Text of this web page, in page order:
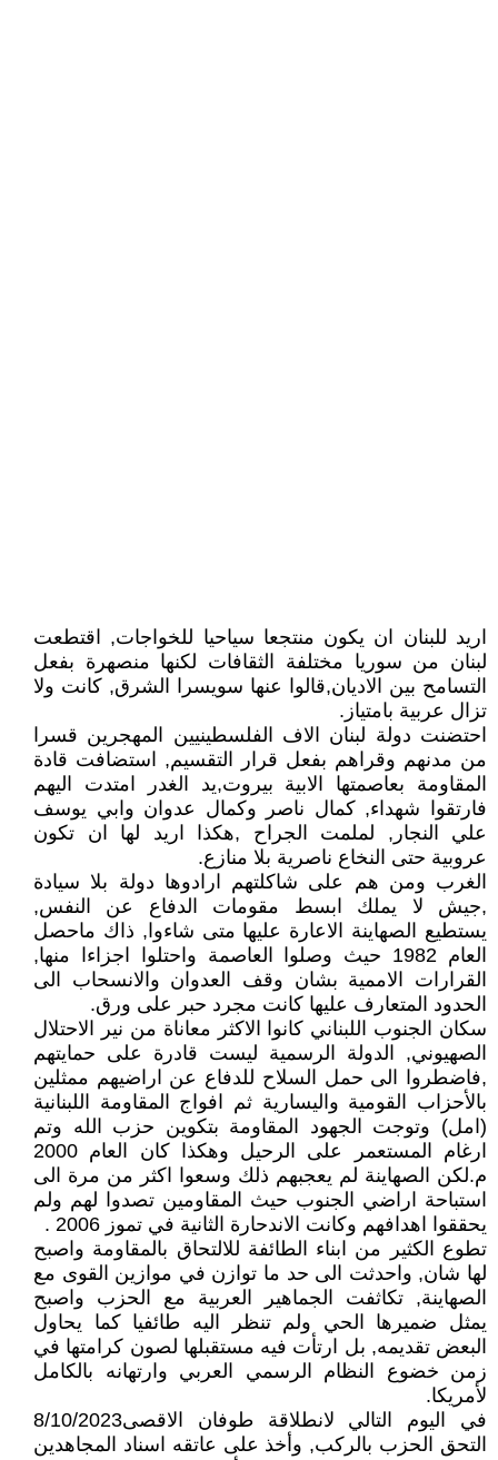
اريد للبنان ان يكون منتجعا سياحيا للخواجات, اقتطعت
لبنان من سوريا مختلفة الثقافات لكنها منصهرة بفعل
التسامح بين الاديان,قالوا عنها سويسرا الشرق, كانت ولا
تزال عربية بامتياز.
احتضنت دولة لبنان الاف الفلسطينيين المهجرين قسرا
من مدنهم وقراهم بفعل قرار التقسيم, استضافت قادة
المقاومة بعاصمتها الابية بيروت,يد الغدر امتدت اليهم
فارتقوا شهداء, كمال ناصر وكمال عدوان وابي يوسف
علي النجار, لملمت الجراح ,هكذا اريد لها ان تكون
عروبية حتى النخاع ناصرية بلا منازع.
الغرب ومن هم على شاكلتهم ارادوها دولة بلا سيادة
,جيش لا يملك ابسط مقومات الدفاع عن النفس,
يستطيع الصهاينة الاعارة عليها متى شاءوا, ذاك ماحصل
العام 1982 حيث وصلوا العاصمة واحتلوا اجزاءا منها,
القرارات الاممية بشان وقف العدوان والانسحاب الى
الحدود المتعارف عليها كانت مجرد حبر على ورق.
سكان الجنوب اللبناني كانوا الاكثر معاناة من نير الاحتلال
الصهيوني, الدولة الرسمية ليست قادرة على حمايتهم
,فاضطروا الى حمل السلاح للدفاع عن اراضيهم ممثلين
بالأحزاب القومية واليسارية ثم افواج المقاومة اللبنانية
(امل) وتوجت الجهود المقاومة بتكوين حزب الله وتم
ارغام المستعمر على الرحيل وهكذا كان العام 2000
م.لكن الصهاينة لم يعجبهم ذلك وسعوا اكثر من مرة الى
استباحة اراضي الجنوب حيث المقاومين تصدوا لهم ولم
يحققوا اهدافهم وكانت الاندحارة الثانية في تموز 2006 .
تطوع الكثير من ابناء الطائفة للالتحاق بالمقاومة واصبح
لها شان, واحدثت الى حد ما توازن في موازين القوى مع
الصهاينة, تكاثفت الجماهير العربية مع الحزب واصبح
يمثل ضميرها الحي ولم تنظر اليه طائفيا كما يحاول
البعض تقديمه, بل ارتأت فيه مستقبلها لصون كرامتها في
زمن خضوع النظام الرسمي العربي وارتهانه بالكامل
لأمريكا.
في اليوم التالي لانطلاقة طوفان الاقصى8/10/2023
التحق الحزب بالركب, وأخذ على عاتقه اسناد المجاهدين